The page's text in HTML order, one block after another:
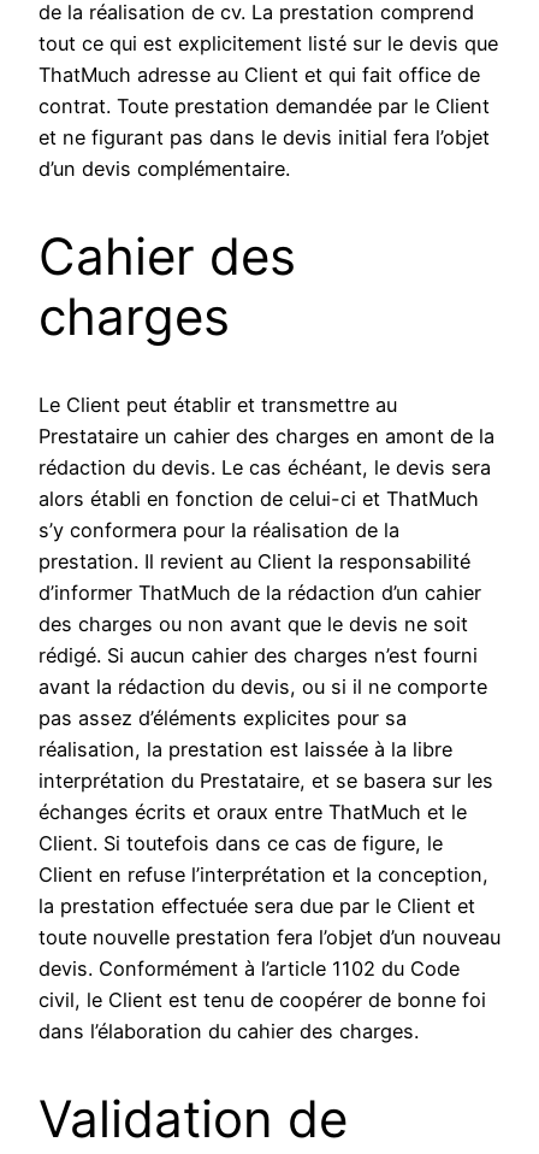
de la réalisation de cv. La prestation comprend
tout ce qui est explicitement listé sur le devis que
ThatMuch adresse au Client et qui fait office de
contrat. Toute prestation demandée par le Client
et ne figurant pas dans le devis initial fera l’objet
d’un devis complémentaire.
Cahier des
charges
Le Client peut établir et transmettre au
Prestataire un cahier des charges en amont de la
rédaction du devis. Le cas échéant, le devis sera
alors établi en fonction de celui-ci et ThatMuch
s’y conformera pour la réalisation de la
prestation. Il revient au Client la responsabilité
d’informer ThatMuch de la rédaction d’un cahier
des charges ou non avant que le devis ne soit
rédigé. Si aucun cahier des charges n’est fourni
avant la rédaction du devis, ou si il ne comporte
pas assez d’éléments explicites pour sa
réalisation, la prestation est laissée à la libre
interprétation du Prestataire, et se basera sur les
échanges écrits et oraux entre ThatMuch et le
Client. Si toutefois dans ce cas de figure, le
Client en refuse l’interprétation et la conception,
la prestation effectuée sera due par le Client et
toute nouvelle prestation fera l’objet d’un nouveau
devis. Conformément à l’article 1102 du Code
civil, le Client est tenu de coopérer de bonne foi
dans l’élaboration du cahier des charges.
Validation de